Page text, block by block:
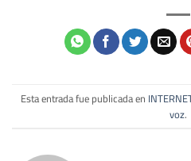
Esta entrada fue publicada en
voz.